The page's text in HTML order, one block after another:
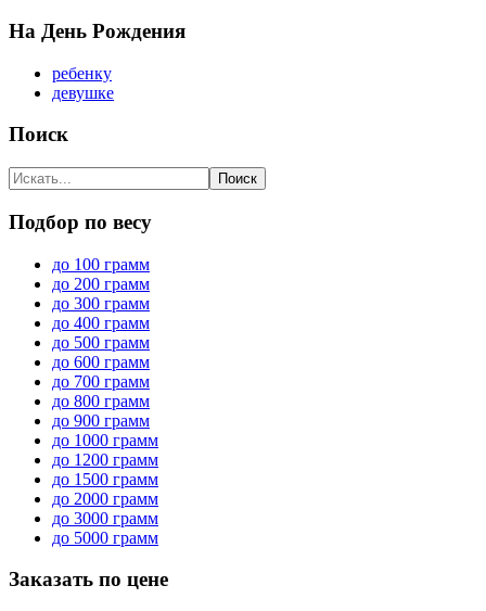
На День Рождения
ребенку
девушке
Поиск
Подбор по весу
до 100 грамм
до 200 грамм
до 300 грамм
до 400 грамм
до 500 грамм
до 600 грамм
до 700 грамм
до 800 грамм
до 900 грамм
до 1000 грамм
до 1200 грамм
до 1500 грамм
до 2000 грамм
до 3000 грамм
до 5000 грамм
Заказать по цене